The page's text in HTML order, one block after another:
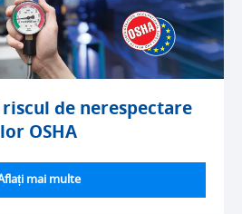
de nerespectare
OSHA
mai multe